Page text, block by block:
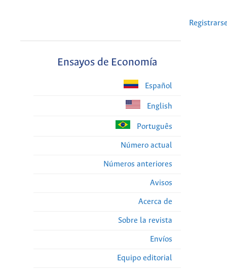
Ensayos de Economía
Español
English
Português
Número actual
Números anteriores
Avisos
Acerca de
Sobre la revista
Envíos
Equipo editorial